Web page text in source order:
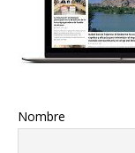
Nombre